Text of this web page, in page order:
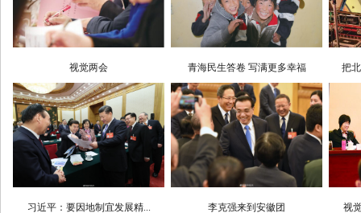
视觉两会 青海民生答卷 写满更多幸福 把
习近平：要因地制宜发展精... 李克强来到安徽团 视